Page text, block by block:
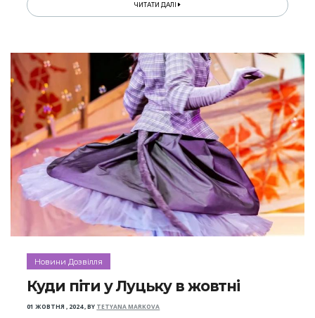
ЧИТАТИ ДАЛІ
Новини Дозвілля
Куди піти у Луцьку в жовтні
01 ЖОВТНЯ , 2024,BY TETYANA MARKOVA